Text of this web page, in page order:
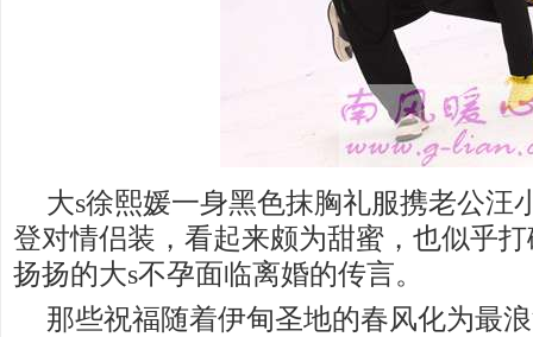
大s徐熙媛一身黑色抹胸礼服携老公汪
登对情侣装，看起来颇为甜蜜，也似乎
扬扬的大s不孕面临离婚的传言。
那些祝福随着伊甸圣地的春风化为最